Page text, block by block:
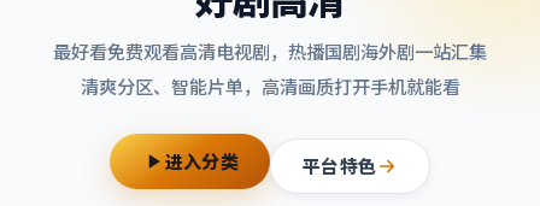
最好看免费观看高清电视剧，热播国剧海外剧一站汇集
清爽分区、智能片单，高清画质打开手机就能看
进入分类 平台特色